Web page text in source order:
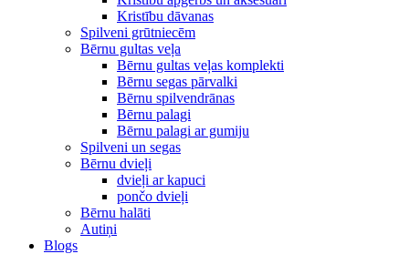
Kristību dāvanas
Spilveni grūtniecēm
Bērnu gultas veļa
Bērnu gultas veļas komplekti
Bērnu segas pārvalki
Bērnu spilvendrānas
Bērnu palagi
Bērnu palagi ar gumiju
Spilveni un segas
Bērnu dvieļi
dvieļi ar kapuci
pončo dvieļi
Bērnu halāti
Autiņi
Blogs